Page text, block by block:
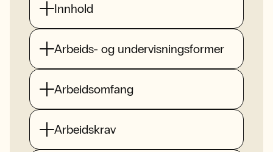
Innhold
Arbeids- og undervisningsformer
Arbeidsomfang
Arbeidskrav